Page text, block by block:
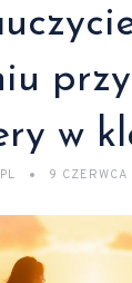
w
9 CZERWCA